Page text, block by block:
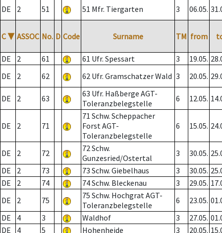
DE
2 51 51 Mfr. Tiergarten 3 06.05.
C ▼ ASSOC No. D Code Surname TM from
DE 2 61 61 Ufr. Spessart 3 19.05.
DE
2 62 62 Ufr. Gramschatzer Wald 3 20.05.
DE 2 63
63 Ufr. Haßberge AGT-
Toleranzbelegstelle
6 12.05.
DE 2 71
71 Schw. Scheppacher
Forst AGT-
Toleranzbelegstelle
6 15.05.
DE 2 72
72 Schw.
Gunzesried/Ostertal
3 30.05.
DE
2 73 73 Schw. Giebelhaus 3 30.05.
DE
2 74 74 Schw. Bleckenau 3 29.05.
DE
2 75
75 Schw. Hochgrat AGT-
Toleranzbelegstelle
6 23.05.
DE
4 3 Waldhof 3 27.05.
DE
4 5 Hohenheide 3 20.05.